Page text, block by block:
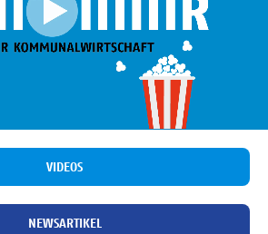
VIDEOS
NEWSARTIKEL